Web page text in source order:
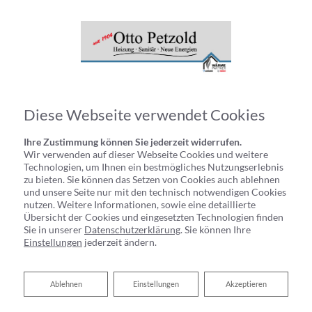
Diese Webseite verwendet Cookies
Ihre Zustimmung können Sie jederzeit widerrufen.
Wir verwenden auf dieser Webseite Cookies und weitere
Technologien, um Ihnen ein bestmögliches Nutzungserlebnis
zu bieten. Sie können das Setzen von Cookies auch ablehnen
und unsere Seite nur mit den technisch notwendigen Cookies
nutzen. Weitere Informationen, sowie eine detaillierte
Übersicht der Cookies und eingesetzten Technologien finden
Sie in unserer Datenschutzerklärung. Sie können Ihre
Einstellungen jederzeit ändern.
Akzeptieren
Einstellungen
Ablehnen
Ablehnen